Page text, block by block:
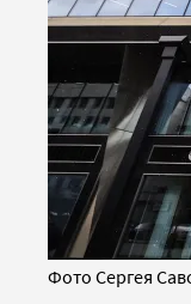
Фото Сергея